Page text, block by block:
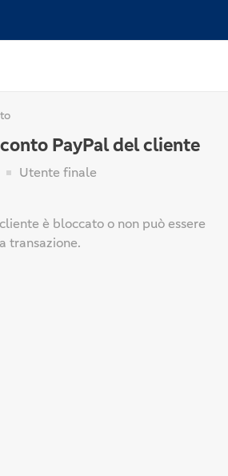
PayPal del cliente
Utente finale
è bloccato o non può essere
transazione.